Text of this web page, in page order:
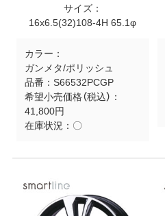
サイズ：
16x6.5(32)108-4H 65.1φ
カラー：
ガンメタ/ポリッシュ
品番： S66532PCGP
希望小売価格（税込）：
41,800円
在庫状況： 〇